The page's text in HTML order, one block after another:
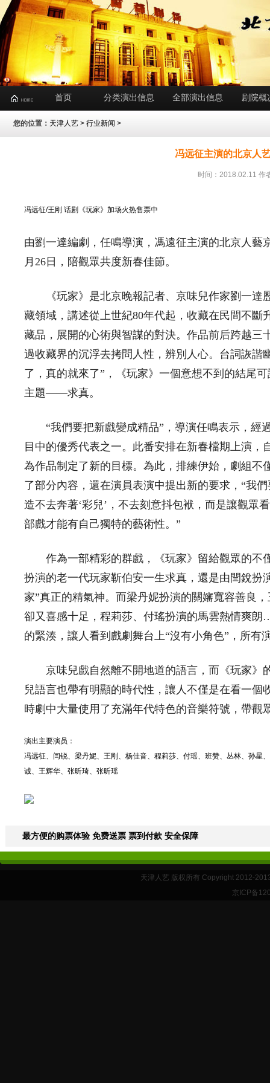
首页 分类演出信息 全部演出信息 剧院概
您的位置： 天津人艺 > 行业新闻 >
冯远征主演的北京人
时间：2018.02.11 作
冯远征/王刚 话剧《玩家》加场火热售票中
由劉一達編劇，任鳴導演，馮遠征主演的北京人
月26日，陪觀眾共度新春佳節。
《玩家》是北京晚報記者、京味兒作家劉一達
藏領域，講述從上世紀80年代起，收藏在民間不
藏品，展開的心術與智謀的對決。作品前后跨越
過收藏界的沉浮去拷問人性，辨別人心。台詞詼諧
了，真的就來了”，《玩家》一個意想不到的結尾
主題——求真。
“我們要把新戲變成精品”，導演任鳴表示，經
目中的優秀代表之一。此番安排在新春檔期上演
為作品制定了新的目標。為此，排練伊始，劇組
了部分內容，還在演員表演中提出新的要求，“我
造不去奔著‘彩兒’，不去刻意抖包袱，而是讓觀眾
部戲才能有自己獨特的藝術性。”
作為一部精彩的群戲，《玩家》留給觀眾的不
扮演的老一代玩家靳伯安一生求真，還是由閆銳扮
家”真正的精氣神。而梁丹妮扮演的關嬸寬容善良
卻又喜感十足，程莉莎、付瑤扮演的馬雲熱情爽
的緊湊，讓人看到戲劇舞台上“沒有小角色”，所有
京味兒戲自然離不開地道的語言，而《玩家》
兒語言也帶有明顯的時代性，讓人不僅是在看一
時劇中大量使用了充滿年代特色的音樂符號，帶觀
演出主要演员：
冯远征、闫锐、梁丹妮、王刚、杨佳音、程莉莎、付瑶、班赞、丛林、孙
诚、王辉华、张昕琦、张昕瑶
最方便的购票体验 免费送票 票到付款 安全保障
天津人艺 版权所有 Copyright 2012-
京ICP备